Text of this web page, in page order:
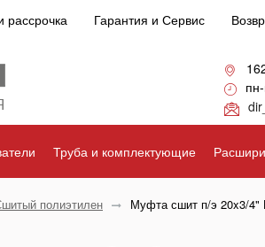
рассрочка Гарантия и Сервис
Труба и комплектующие
полиэтилен Муфта сшит п/э 20x3/4"